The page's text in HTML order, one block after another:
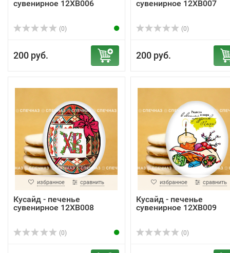
сувенирное 12ХВ006
(0)
200 руб.
сувенирное 12ХВ007
(0)
200 руб.
избранное сравнить
Кусайд - печенье
сувенирное 12ХВ008
(0)
избранное сравнить
Кусайд - печенье
сувенирное 12ХВ009
(0)